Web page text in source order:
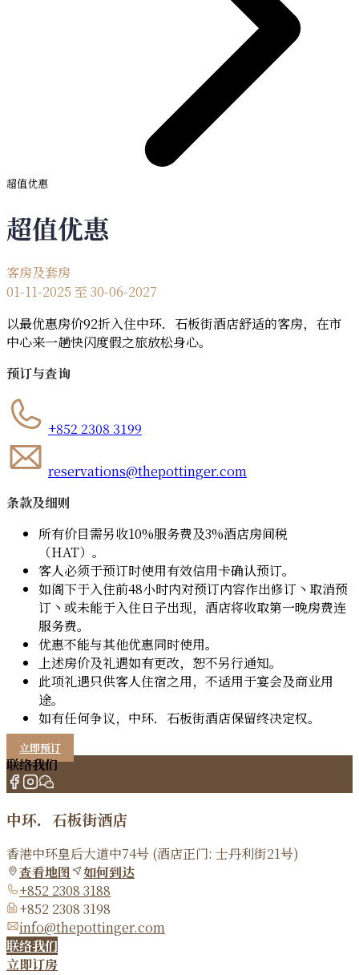
超值优惠
超值优惠
客房及套房
01-11-2025 至 30-06-2027
​以最优惠房价92折入住中环．石板街酒店舒适的客房，在市
中心来一趟快闪度假之旅放松身心。
预订与查询
+852 2308 3199
reservations@thepottinger.com
条款及细则
所有价目需另收10%服务费及3%酒店房间税
（HAT）。
客人必须于预订时使用有效信用卡确认预订。
如阁下于入住前48小时内对预订内容作出修订丶取消预
订丶或未能于入住日子出现，酒店将收取第一晚房费连
服务费。
优惠不能与其他优惠同时使用。
上述房价及礼遇如有更改，恕不另行通知。
此项礼遇只供客人住宿之用，不适用于宴会及商业用
途。
如有任何争议，中环．石板街酒店保留终决定权。
立即预订
联络我们
中环．石板街酒店
香港中环皇后大道中74号 (酒店正门: 士丹利街21号)
查看地图
如何到达
+852 2308 3188
+852 2308 3198
info@thepottinger.com
联络我们
立即订房